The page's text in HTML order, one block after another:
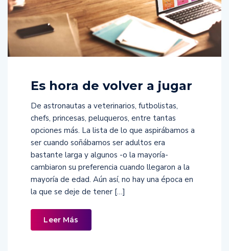
Es hora de volver a jugar
De astronautas a veterinarios, futbolistas,
chefs, princesas, peluqueros, entre tantas
opciones más. La lista de lo que aspirábamos a
ser cuando soñábamos ser adultos era
bastante larga y algunos -o la mayoría-
cambiaron su preferencia cuando llegaron a la
mayoría de edad. Aún así, no hay una época en
la que se deje de tener […]
Leer Más